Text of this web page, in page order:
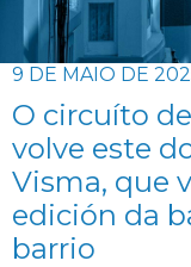
9 DE MAIO DE
O circuíto
volve este
Visma, que
edición da
barrio